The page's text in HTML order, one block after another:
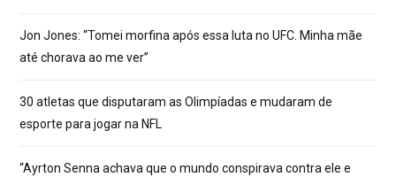
Jon Jones: “Tomei morfina após essa luta no UFC. Minha mãe
até chorava ao me ver”
30 atletas que disputaram as Olimpíadas e mudaram de
esporte para jogar na NFL
“Ayrton Senna achava que o mundo conspirava contra ele e